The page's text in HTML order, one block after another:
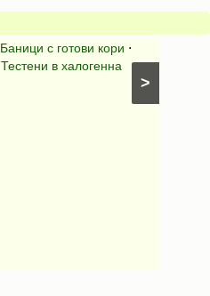
>
Баници с готови кори ⋅
Тестени в халогенна
за